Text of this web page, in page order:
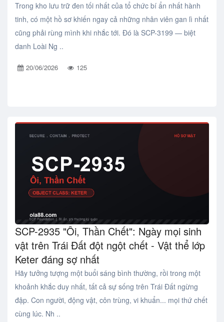
Trong kho lưu trữ đen tối nhất của tổ chức bí ẩn nhất hành
tinh, có một hồ sơ khiến ngay cả những nhân viên gan lì nhất
cũng phải rùng mình khi nhắc tới. Đó là SCP-3199 — biệt
danh Loài Ng ..
20/06/2026 125
SCP-2935 "Ôi, Thần Chết": Ngày mọi sinh
vật trên Trái Đất đột ngột chết - Vật thể lớp
Keter đáng sợ nhất
Hãy tưởng tượng một buổi sáng bình thường, rồi trong một
khoảnh khắc duy nhất, tất cả sự sống trên Trái Đất ngừng
đập. Con người, động vật, côn trùng, vi khuẩn... mọi thứ chết
cùng lúc. Nh ..